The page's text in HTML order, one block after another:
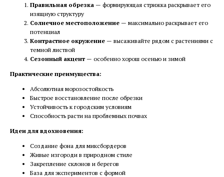
Правильная обрезка — формирующая стрижка раскрывает его
изящную структуру
Солнечное местоположение — максимально раскрывает его
потенциал
Контрастное окружение — высаживайте рядом с растениями с
темной листвой
Сезонный акцент — особенно хорош осенью и зимой
Практические преимущества:
Абсолютная морозостойкость
Быстрое восстановление после обрезки
Устойчивость к городским условиям
Способность расти на проблемных почвах
Идеи для вдохновения:
Создание фона для миксбордеров
Живые изгороди в природном стиле
Закрепление склонов и берегов
База для экспериментов с формой